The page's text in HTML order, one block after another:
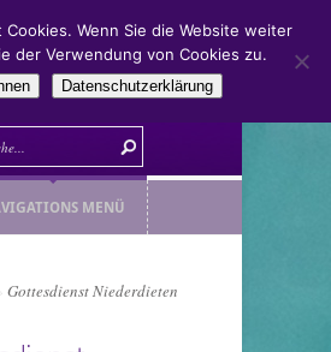
MENÜ
Gottesdienst Niederdieten
Wenn Sie die Website weiter
der Verwendung von Cookies zu.
Datenschutzerklärung